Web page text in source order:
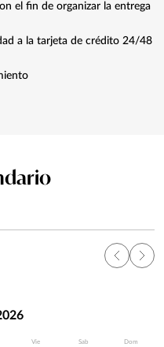
el fin de organizar la entrega
a la tarjeta de crédito 24/48
Vie Sab Dom